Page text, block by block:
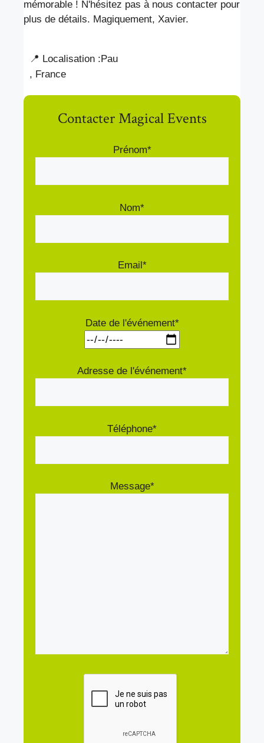
mémorable ! N'hésitez pas à nous contacter pour
plus de détails. Magiquement, Xavier.
📍 Localisation : Pau
, France
Contacter Magical Events
Prénom*
Nom*
Email*
Date de l'événement*
Adresse de l'événement*
Téléphone*
Message*